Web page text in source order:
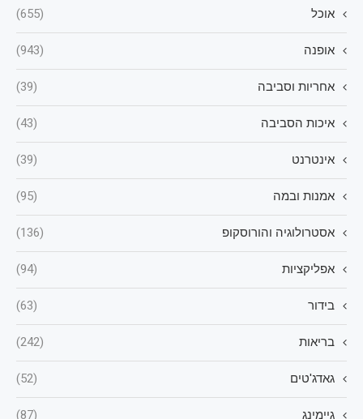
אוכל (655)
אופנה (943)
אחריות וסביבה (39)
איכות הסביבה (43)
אינטרנט (39)
אמנות ובמה (95)
אסטרולוגיה והורוסקופ (136)
אפליקציות (94)
בידור (63)
בריאות (242)
גאדג'טים (52)
גיימינג (87)